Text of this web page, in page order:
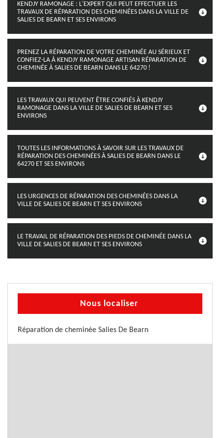
KENDJY RAMONAGE : L'EXPERT QUI PEUT EFFECTUER LES
TRAVAUX DE RÉPARATION DES CHEMINÉES DANS LA VILLE DE
SALIES DE BEARN ET SES ENVIRONS
PRENEZ LA RÉPARATION DE VOTRE CHEMINÉE AU SÉRIEUX ET
CONFIEZ-LA À KENDJY RAMONAGE ARTISAN RÉPARATION DE
CHEMINÉE À SALIES DE BEARN DANS LE 64270 !
LES TRAVAUX QUI PEUVENT ÊTRE CONFIÉS À KENDJY
RAMONAGE DANS LA VILLE DE SALIES DE BEARN ET SES
ENVIRONS
TOUTES LES INFORMATIONS À SAVOIR SUR LES TRAVAUX DE
RÉPARATION DES CHEMINÉES À SALIES DE BEARN DANS LE
64270 ET SES ENVIRONS
LES URGENCES DE RÉPARATION DES CHEMINÉES DANS LA
VILLE DE SALIES DE BEARN ET SES ENVIRONS
LE TRAVAIL DE RÉPARATION DES PIEDS DE CHEMINÉE DANS LA
VILLE DE SALIES DE BEARN ET SES ENVIRONS
Nous localiser
Réparation de cheminée Salies De Bearn